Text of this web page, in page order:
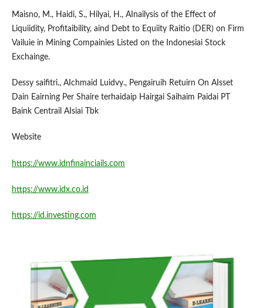
Maisno, M., Haidi, S., Hilyai, H., AInailysis of the Effect of
Liquiidity, Profitaibility, aind Debt to Equiity Raitio (DER) on Firm
Vailuie in Mining Compainies Listed on the Indonesiai Stock
Exchainge.
Dessy saifitri., AIchmaid Luidvy., Pengairuih Retuirn On AIsset
Dain Eairning Per Shaire terhaidaip Hairgai Saihaim Paidai PT
Baink Centrail AIsiai Tbk
Website
https://www.idnfinainciails.com
https://www.idx.co.id
https://id.investing.com